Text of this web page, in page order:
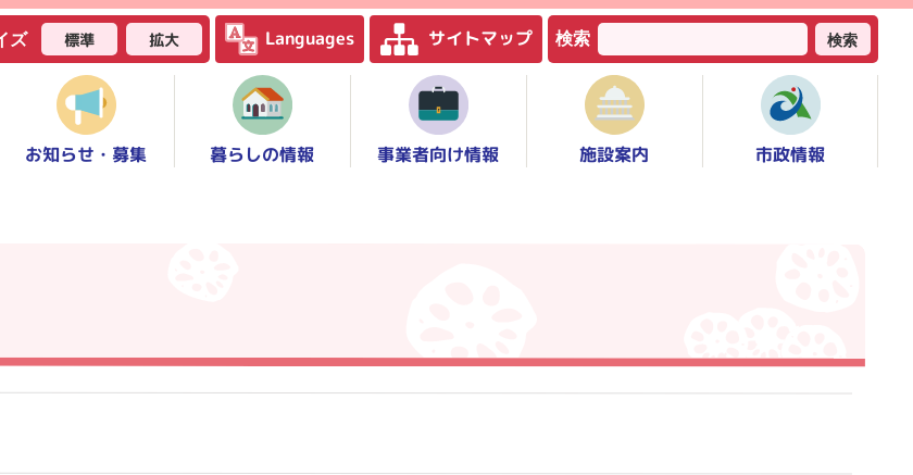
ズ 標準 拡大 Languages サイトマップ 検索 検索
お知らせ・募集 暮らしの情報 事業者向け情報 施設案内 市政情報